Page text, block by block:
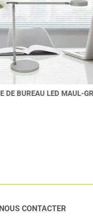
TRA – TRA LIGHT
NOUS CONTACTER